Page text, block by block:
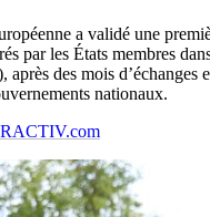
a validé une
par les États membres
après des mois d’échanges
nationaux.